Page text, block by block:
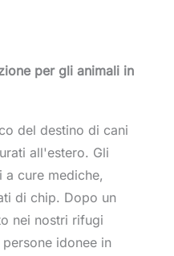
per gli animali in
del destino di cani
all'estero. Gli
cure mediche,
di chip. Dopo un
nei nostri rifugi
idonee in